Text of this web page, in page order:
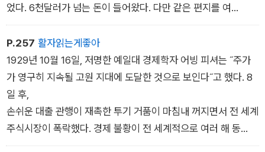
었다. 6천달러가 넘는 돈이 들어왔다. 다만 같은 편지를 여
러 번 받고 크게 화내는 사람들이 많았다. ‘행운의 편지‘의 탄생이
었다.
P.257 활자읽는게좋아
1929년 10월 16일, 저명한 예일대 경제학자 어빙 피셔는 ˝주가
가 영구히 지속될 고원 지대에 도달한 것으로 보인다˝고 했다. 8
일 후,
손쉬운 대출 관행이 재촉한 투기 거품이 마침내 꺼지면서 전 세계
주식시장이 폭락했다. 경제 불황이 전 세계적으로 여러 해 동
안 이어졌다. 금융 위기 이후 많은 민주국가에서 대중 영합적, 권